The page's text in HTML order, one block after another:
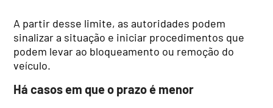
A partir desse limite, as autoridades podem
sinalizar a situação e iniciar procedimentos que
podem levar ao bloqueamento ou remoção do
veículo.
Há casos em que o prazo é menor